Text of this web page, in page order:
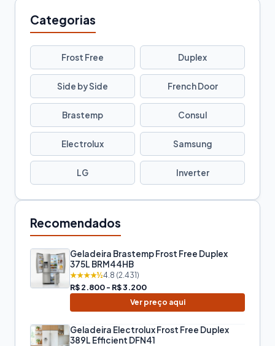
Categorias
Frost Free Duplex
Side by Side French Door
Brastemp Consul
Electrolux Samsung
LG Inverter
Recomendados
Geladeira Brastemp Frost Free Duplex
375L BRM44HB
★★★★½4.8 (2.431)
R$ 2.800 - R$ 3.200
Ver preço aqui
Geladeira Electrolux Frost Free Duplex
389L Efficient DFN41